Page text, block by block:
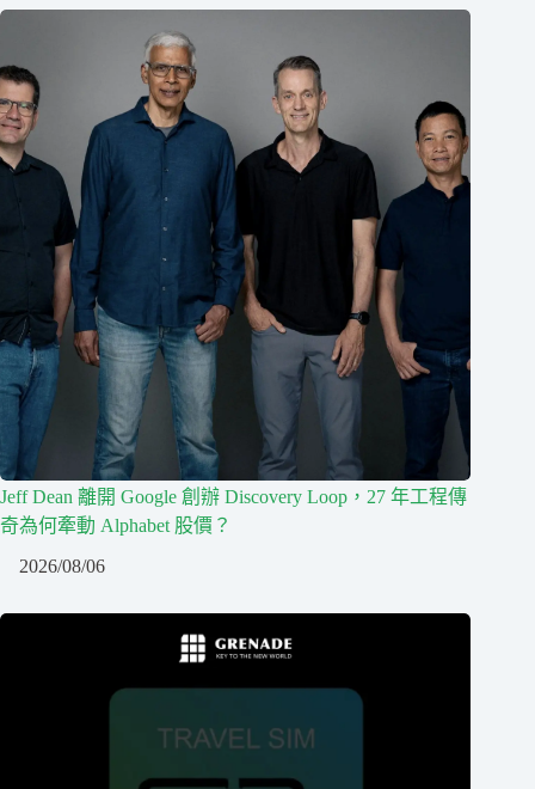
Jeff Dean 離開 Google 創辦 Discovery Loop，27 年工程傳
奇為何牽動 Alphabet 股價？
2026/08/06